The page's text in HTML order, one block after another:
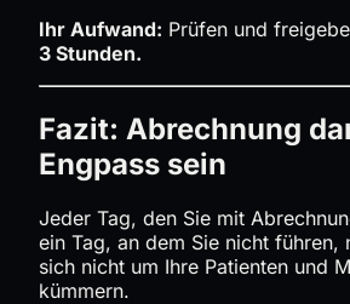
Ihr Aufwand: Prüfen und
3 Stunden.
Fazit: Abrechnung
Engpass sein
Jeder Tag, den Sie mit
ein Tag, an dem Sie nicht führen,
sich nicht um Ihre Patienten und
kümmern.